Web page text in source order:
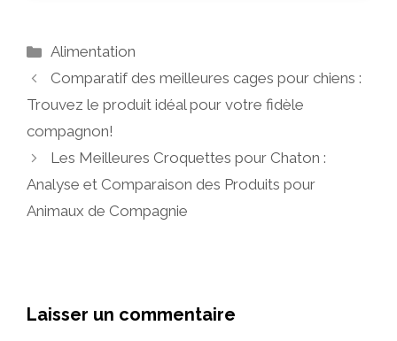
Catégories
Alimentation
Comparatif des meilleures cages pour chiens :
Trouvez le produit idéal pour votre fidèle
compagnon!
Les Meilleures Croquettes pour Chaton :
Analyse et Comparaison des Produits pour
Animaux de Compagnie
Laisser un commentaire